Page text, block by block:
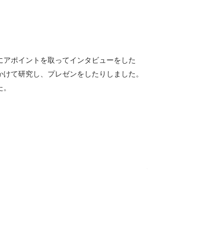
ポイントを取ってインタビューをした
て研究し、プレゼンをしたりしました。